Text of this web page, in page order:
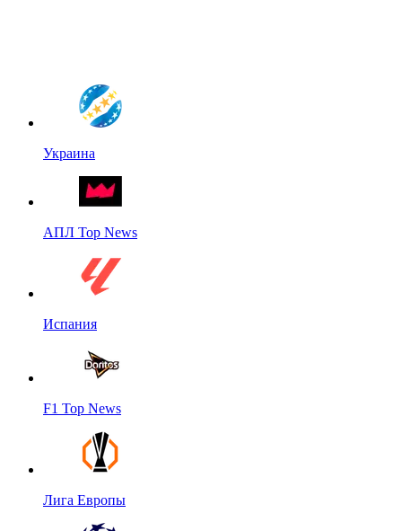
Украина
АПЛ Top News
Испания
F1 Top News
Лига Европы